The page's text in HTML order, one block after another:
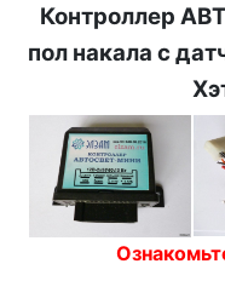
Контроллер
пол накала с